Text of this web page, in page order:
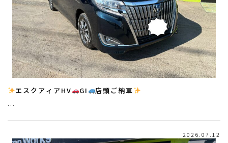
エスクアィアHV GI
店頭ご納車
…
2026.07.12